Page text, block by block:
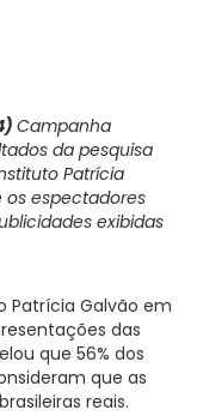
Campanha
da pesquisa
Patrícia
espectadores
exibidas
Patrícia Galvão em
das
que 56% dos
que as
reais.